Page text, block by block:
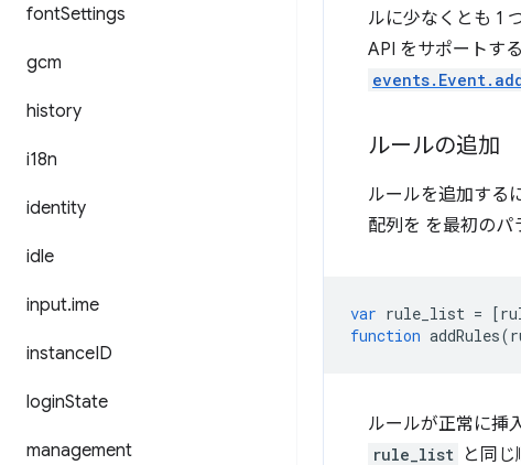
fontSettings
gcm
history
i18n
identity
idle
input.ime
instanceID
loginState
management
ルに少なくとも 1
API をサポートす
ルールの追加
ルールを追加する
配列を を最初のパ
var rule_list = [
function addRules(
ルールが正常に挿
rule_list と同